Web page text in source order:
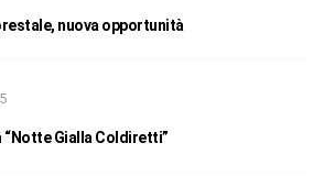
nuova opportunità
“Notte Gialla Coldiretti”